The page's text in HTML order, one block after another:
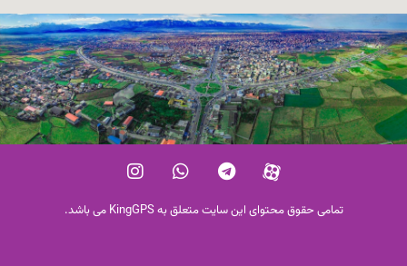
تمامی حقوق محتوای این سایت متعلق به KingGPS می باشد.